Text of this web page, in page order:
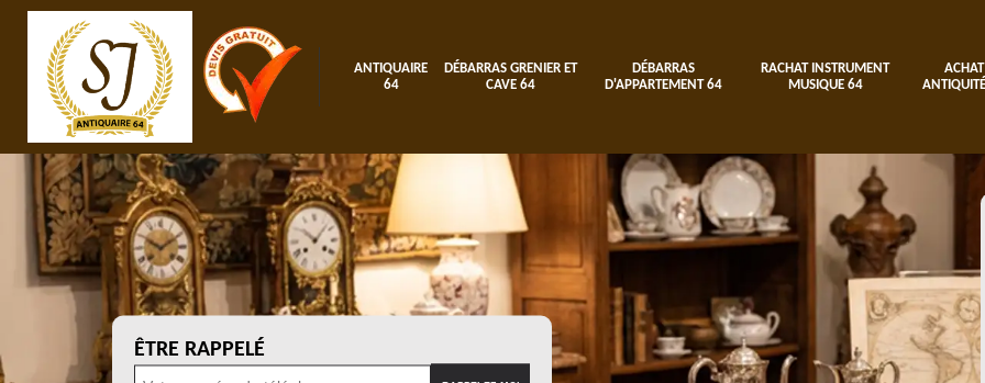
ANTIQUAIRE
64
DÉBARRAS GRENIER ET
CAVE 64
DÉBARRAS
D'APPARTEMENT 64
RACHAT INSTRUMENT
MUSIQUE 64
ACHAT
ÊTRE RAPPELÉ